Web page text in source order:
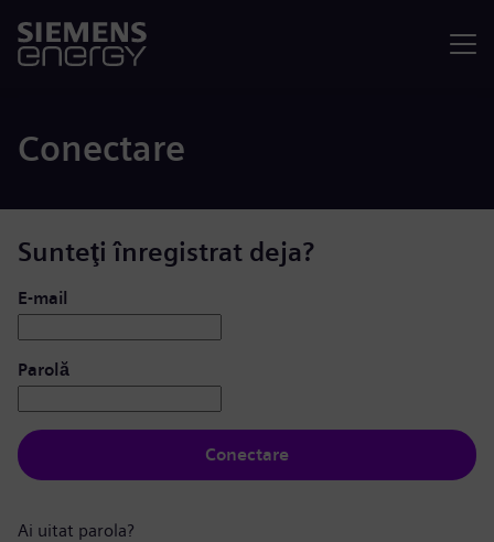
Conectare
Sunteţi înregistrat deja?
Conectare: utilizator și parolă
E-mail
Parolă
Conectare
Ai uitat parola?